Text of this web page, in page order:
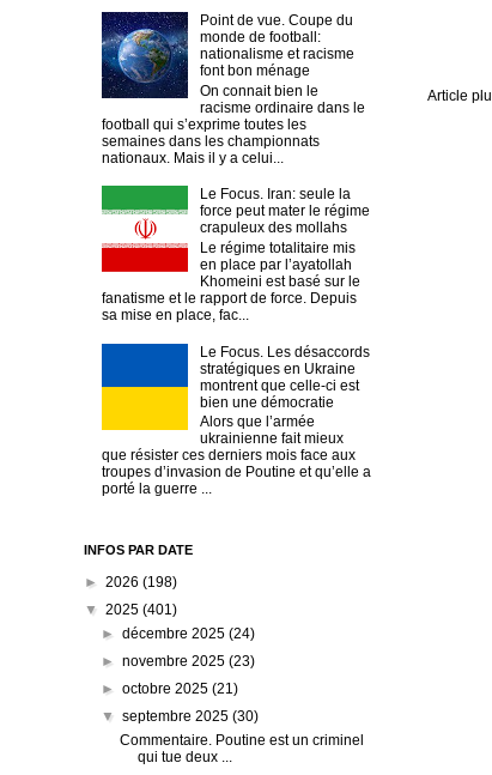
Article
Point de vue. Coupe du
monde de football:
nationalisme et racisme
font bon ménage
On connait bien le
racisme ordinaire dans le
football qui s’exprime toutes les
semaines dans les championnats
nationaux. Mais il y a celui...
Le Focus. Iran: seule la
force peut mater le régime
crapuleux des mollahs
Le régime totalitaire mis
en place par l’ayatollah
Khomeini est basé sur le
fanatisme et le rapport de force. Depuis
sa mise en place, fac...
Le Focus. Les désaccords
stratégiques en Ukraine
montrent que celle-ci est
bien une démocratie
Alors que l’armée
ukrainienne fait mieux
que résister ces derniers mois face aux
troupes d’invasion de Poutine et qu’elle a
porté la guerre ...
INFOS PAR DATE
► 2026 (198)
▼ 2025 (401)
►décembre 2025(24)
►novembre 2025(23)
►octobre 2025(21)
▼septembre 2025(30)
Commentaire. Poutine est un criminel
qui tue deux ...